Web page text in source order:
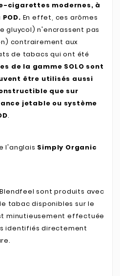
cigarettes modernes, à
En effet, ces arômes
gluycol) n'encrassent pas
contrairement aux
de tabacs qui ont été
de la gamme SOLO sont
être utilisés aussi
que sur
jetable ou système
.
l'anglais Simply Organic
sont produits avec
tabac disponibles sur le
minutieusement effectuée
identifiés directement